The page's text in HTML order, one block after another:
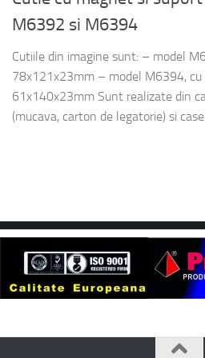
M6392 si M6394
Cutiile din imagine sunt: – model
78x121x23mm – model M6394, cu
61x140x23mm Sunt realizate din
(mucava, carton de legatorie) si